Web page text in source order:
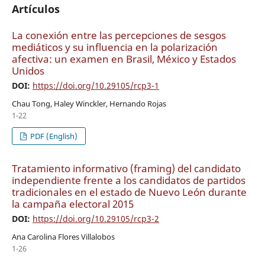
Artículos
La conexión entre las percepciones de sesgos
mediáticos y su influencia en la polarización
afectiva: un examen en Brasil, México y Estados
Unidos
DOI: https://doi.org/10.29105/rcp3-1
Chau Tong, Haley Winckler, Hernando Rojas
1-22
PDF (English)
Tratamiento informativo (framing) del candidato
independiente frente a los candidatos de partidos
tradicionales en el estado de Nuevo León durante
la campaña electoral 2015
DOI: https://doi.org/10.29105/rcp3-2
Ana Carolina Flores Villalobos
1-26